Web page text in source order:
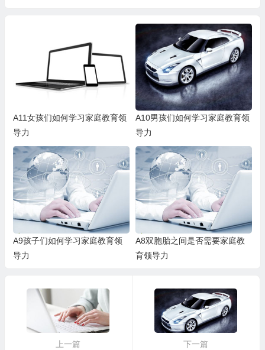
A11女孩们如何学习家庭教育领
导力
A10男孩们如何学习家庭教育领
导力
A9孩子们如何学习家庭教育领
导力
A8双胞胎之间是否需要家庭教
育领导力
上一篇
下一篇